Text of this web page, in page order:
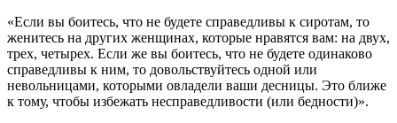
«Если вы боитесь, что не будете справедливы к сиротам, то
женитесь на других женщинах, которые нравятся вам: на двух,
трех, четырех. Если же вы боитесь, что не будете одинаково
справедливы к ним, то довольствуйтесь одной или
невольницами, которыми овладели ваши десницы. Это ближе
к тому, чтобы избежать несправедливости (или бедности)».